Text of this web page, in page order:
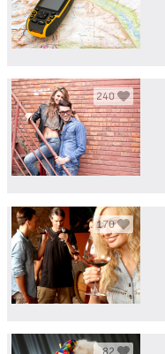
240
170